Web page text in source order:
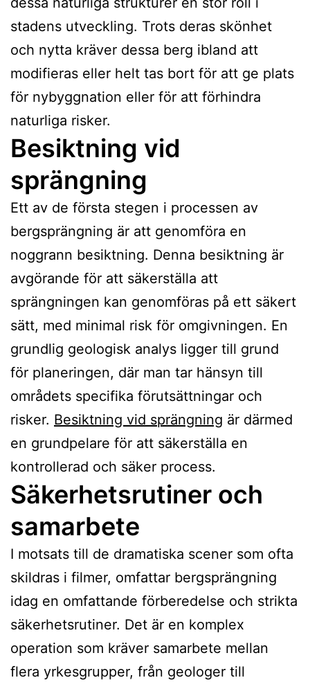
stadens utveckling. Trots deras skönhet
och nytta kräver dessa berg ibland att
modifieras eller helt tas bort för att ge plats
för nybyggnation eller för att förhindra
naturliga risker.
Besiktning vid
sprängning
Ett av de första stegen i processen av
bergsprängning är att genomföra en
noggrann besiktning. Denna besiktning är
avgörande för att säkerställa att
sprängningen kan genomföras på ett säkert
sätt, med minimal risk för omgivningen. En
grundlig geologisk analys ligger till grund
för planeringen, där man tar hänsyn till
områdets specifika förutsättningar och
risker. Besiktning vid sprängning är därmed
en grundpelare för att säkerställa en
kontrollerad och säker process.
Säkerhetsrutiner och
samarbete
I motsats till de dramatiska scener som ofta
skildras i filmer, omfattar bergsprängning
idag en omfattande förberedelse och strikta
säkerhetsrutiner. Det är en komplex
operation som kräver samarbete mellan
flera yrkesgrupper, från geologer till